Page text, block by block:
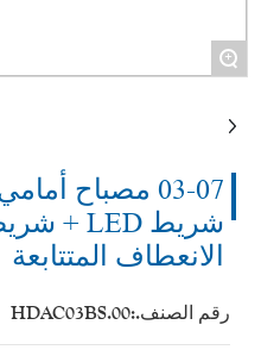
+
03-07 مصباح
الانعطاف المتتابعة
رقم الصنف.:HDAC03BS.00